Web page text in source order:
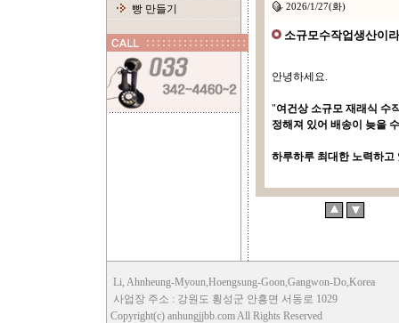
빵 만들기
2026/1/27(화)
소규모수작업생산이
안녕하세요.
"여건상 소규모 재래식 수
정해져 있어 배송이 늦을
하루하루 최대한 노력하고
Li, Ahnheung-Myoun,Hoengsung-Goon,Gangwon-Do,Korea
사업장 주소 : 강원도 횡성군 안흥면 서동로 1029
Copyright(c) anhungjjbb.com All Rights Reserved